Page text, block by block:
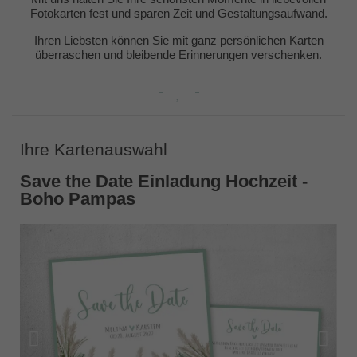
Fotokarten fest und sparen Zeit und Gestaltungsaufwand.
Ihren Liebsten können Sie mit ganz persönlichen Karten
überraschen und bleibende Erinnerungen verschenken.
Ihre Kartenauswahl
Save the Date Einladung Hochzeit -
Boho Pampas